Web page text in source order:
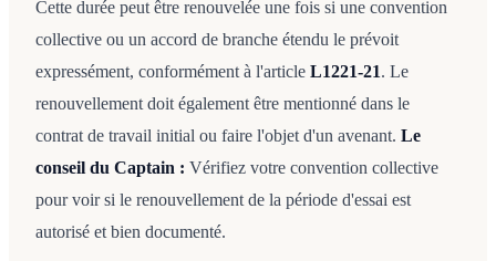
Cette durée peut être renouvelée une fois si une convention
collective ou un accord de branche étendu le prévoit
expressément, conformément à l'article L1221-21. Le
renouvellement doit également être mentionné dans le
contrat de travail initial ou faire l'objet d'un avenant. Le
conseil du Captain : Vérifiez votre convention collective
pour voir si le renouvellement de la période d'essai est
autorisé et bien documenté.